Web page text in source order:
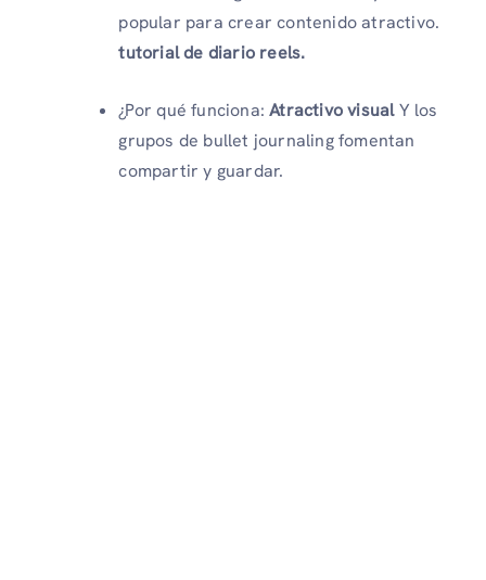
popular para crear contenido atractivo.
tutorial de diario reels.
¿Por qué funciona:Atractivo visualY los
grupos de bullet journaling fomentan
compartir y guardar.